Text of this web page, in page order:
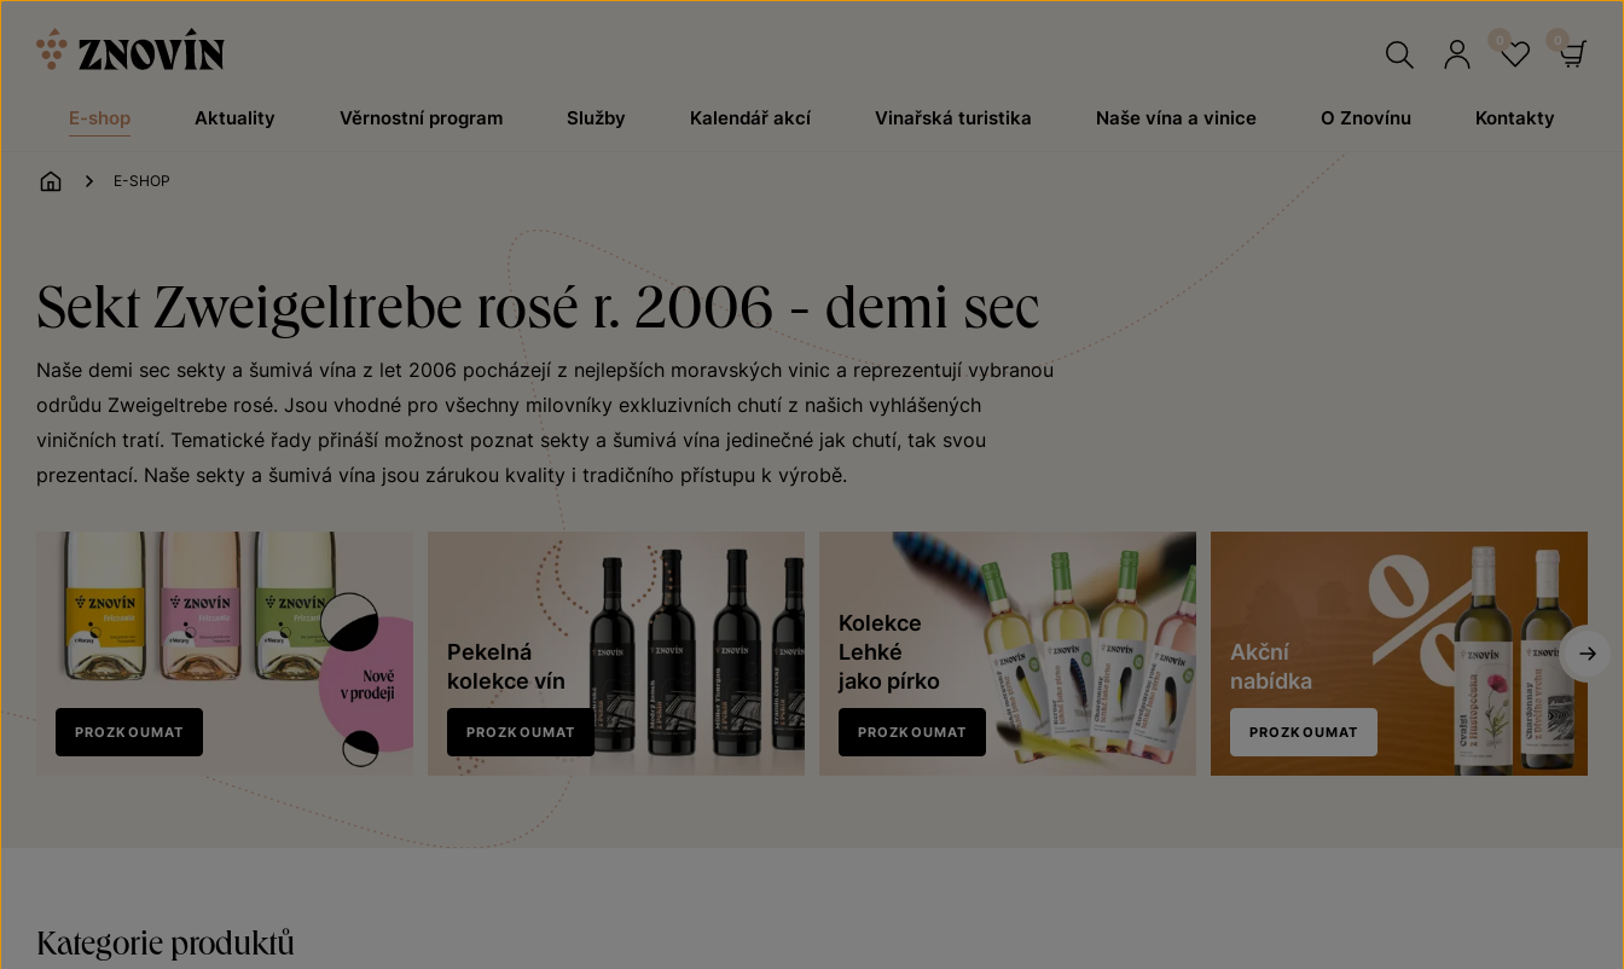
E-shop Aktuality Věrnostní program Služby Kalendář akcí Vinařská turistika Naše vína a vinice O Znovínu Kontakty
ÚVOD
E-SHOP
Sekt Zweigeltrebe rosé r. 2006 - demi sec
Naše demi sec sekty a šumivá vína z let 2006 pocházejí z nejlepších moravských vinic a reprezentují vybranou
odrůdu Zweigeltrebe rosé. Jsou vhodné pro všechny milovníky exkluzivních chutí z našich vyhlášených
viničních tratí. Tematické řady přináší možnost poznat sekty a šumivá vína jedinečné jak chutí, tak svou
prezentací. Naše sekty a šumivá vína jsou zárukou kvality i tradičního přístupu k výrobě.
Nově
v prodeji
PROZKOUMAT
Pekelná
kolekce vín
PROZKOUMAT
Kolekce
Lehké
jako pírko
PROZKOUMAT
Akční
nabídka
PROZKOUMAT
Kategorie produktů